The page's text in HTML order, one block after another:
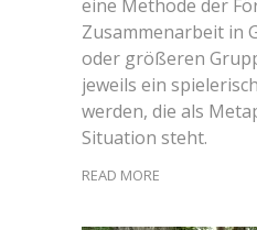
eine Methode der
Zusammenarbeit in
oder größeren
jeweils ein
werden, die als
Situation steht.
READ MORE